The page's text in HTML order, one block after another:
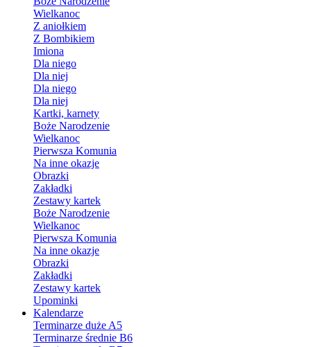
Wielkanoc
Z aniołkiem
Z Bombikiem
Imiona
Dla niego
Dla niej
Dla niego
Dla niej
Kartki, karnety
Boże Narodzenie
Wielkanoc
Pierwsza Komunia
Na inne okazje
Obrazki
Zakładki
Zestawy kartek
Boże Narodzenie
Wielkanoc
Pierwsza Komunia
Na inne okazje
Obrazki
Zakładki
Zestawy kartek
Upominki
Kalendarze
Terminarze duże A5
Terminarze średnie B6